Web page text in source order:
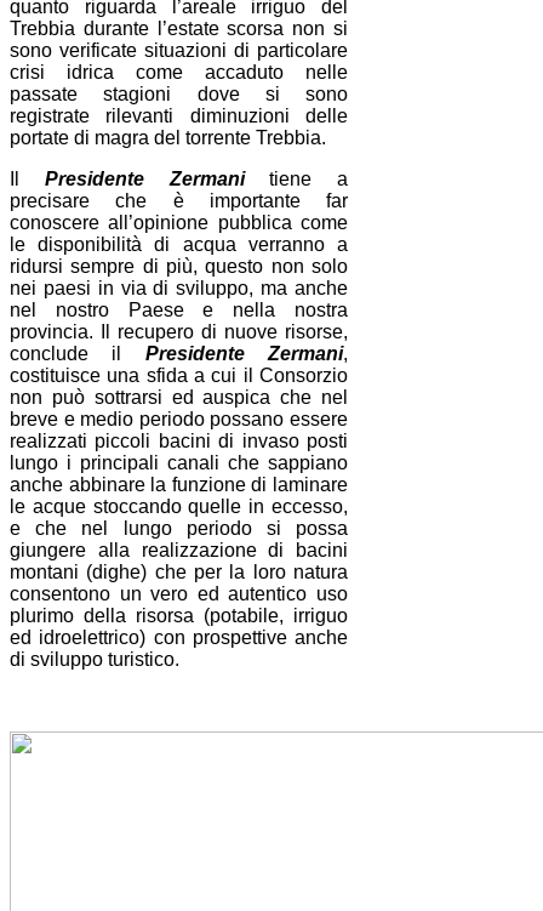
quanto riguarda l’areale irriguo del
Trebbia durante l’estate scorsa non si
sono verificate situazioni di particolare
crisi idrica come accaduto nelle
passate stagioni dove si sono
registrate rilevanti diminuzioni delle
portate di magra del torrente Trebbia.
Presidente Zermanitiene a
precisare che è importante far
conoscere all’opinione pubblica come
le disponibilità di acqua verranno a
ridursi sempre di più, questo non solo
nei paesi in via di sviluppo, ma anche
nel nostro Paese e nella nostra
provincia. Il recupero di nuove risorse,
conclude il Presidente Zermani,
costituisce una sfida a cui il Consorzio
non può sottrarsi ed auspica che nel
breve e medio periodo possano essere
realizzati piccoli bacini di invaso posti
lungo i principali canali che sappiano
anche abbinare la funzione di laminare
le acque stoccando quelle in eccesso,
e che nel lungo periodo si possa
giungere alla realizzazione di bacini
montani (dighe) che per la loro natura
consentono un vero ed autentico uso
plurimo della risorsa (potabile, irriguo
ed idroelettrico) con prospettive anche
di sviluppo turistico.